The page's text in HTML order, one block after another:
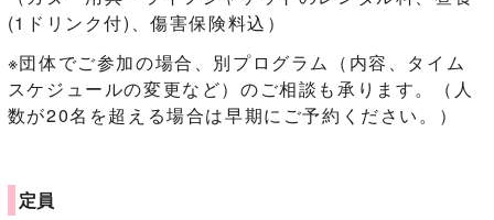
(1ドリンク付)、傷害保険料込）
※団体でご参加の場合、別プログラム（内容、タイム
スケジュールの変更など）のご相談も承ります。（人
数が20名を超える場合は早期にご予約ください。）
定員